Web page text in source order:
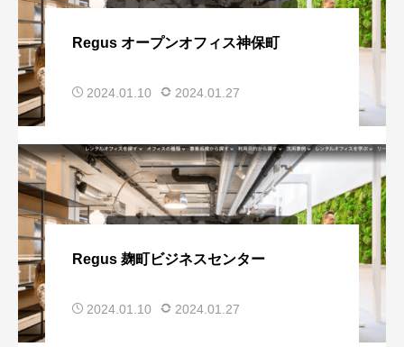
Regus オープンオフィス神保町
2024.01.10 2024.01.27
Regus 麹町ビジネスセンター
2024.01.10 2024.01.27